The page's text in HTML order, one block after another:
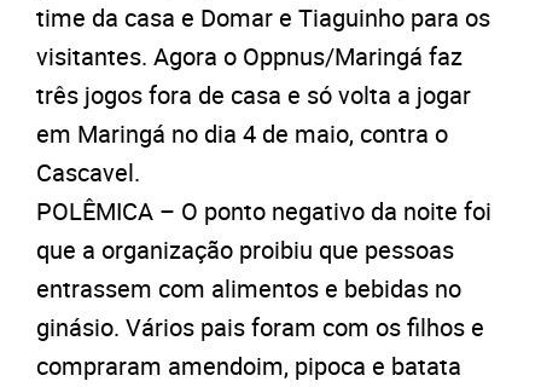
time da casa e Domar e Tiaguinho para os
visitantes. Agora o Oppnus/Maringá faz
três jogos fora de casa e só volta a jogar
em Maringá no dia 4 de maio, contra o
Cascavel.
POLÊMICA – O ponto negativo da noite foi
que a organização proibiu que pessoas
entrassem com alimentos e bebidas no
ginásio. Vários pais foram com os filhos e
compraram amendoim, pipoca e batata